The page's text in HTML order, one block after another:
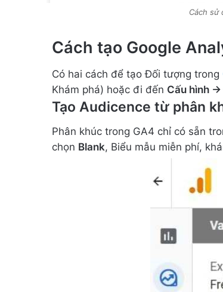
Cách sử
Cách tạo Google
Có hai cách để tạo Đối tượng trong
Khám phá) hoặc đi đến Cấu hình -
Tạo Audicence từ phân
Phân khúc trong GA4 chỉ có sẵn
chọn Blank, Biểu mẫu miễn phí,